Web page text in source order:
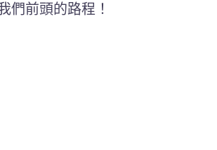
們前頭的路程！